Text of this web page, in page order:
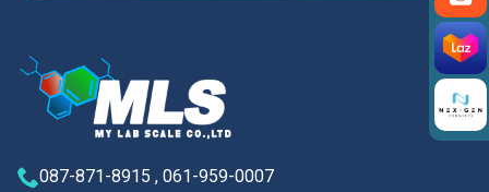
for:
087-871-8915 , 061-959-0007